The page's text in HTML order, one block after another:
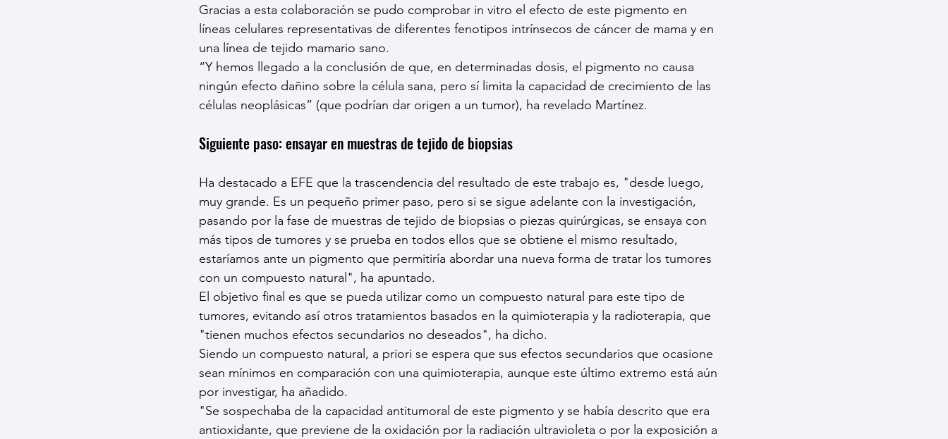
Gracias a esta colaboración se pudo comprobar in vitro el efecto de este pigmento en
líneas celulares representativas de diferentes fenotipos intrínsecos de cáncer de mama y en
una línea de tejido mamario sano.
“Y hemos llegado a la conclusión de que, en determinadas dosis, el pigmento no causa
ningún efecto dañino sobre la célula sana, pero sí limita la capacidad de crecimiento de las
células neoplásicas” (que podrían dar origen a un tumor), ha revelado Martínez.
Siguiente paso: ensayar en muestras de tejido de biopsias
Ha destacado a EFE que la trascendencia del resultado de este trabajo es, "desde luego,
muy grande. Es un pequeño primer paso, pero si se sigue adelante con la investigación,
pasando por la fase de muestras de tejido de biopsias o piezas quirúrgicas, se ensaya con
más tipos de tumores y se prueba en todos ellos que se obtiene el mismo resultado,
estaríamos ante un pigmento que permitiría abordar una nueva forma de tratar los tumores
con un compuesto natural", ha apuntado.
El objetivo final es que se pueda utilizar como un compuesto natural para este tipo de
tumores, evitando así otros tratamientos basados en la quimioterapia y la radioterapia, que
"tienen muchos efectos secundarios no deseados", ha dicho.
Siendo un compuesto natural, a priori se espera que sus efectos secundarios que ocasione
sean mínimos en comparación con una quimioterapia, aunque este último extremo está aún
por investigar, ha añadido.
"Se sospechaba de la capacidad antitumoral de este pigmento y se había descrito que era
antioxidante, que previene de la oxidación por la radiación ultravioleta o por la exposición a